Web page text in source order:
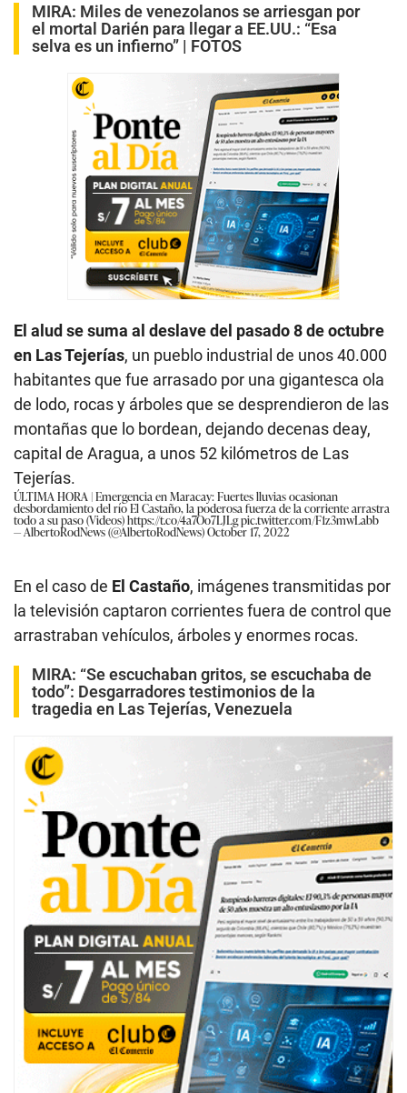
MIRA: Miles de venezolanos se arriesgan por
el mortal Darién para llegar a EE.UU.: “Esa
selva es un infierno” | FOTOS
El alud se suma al deslave del pasado 8 de octubre
en Las Tejerías, un pueblo industrial de unos 40.000
habitantes que fue arrasado por una gigantesca ola
de lodo, rocas y árboles que se desprendieron de las
montañas que lo bordean, dejando decenas deay,
capital de Aragua, a unos 52 kilómetros de Las
Tejerías.
ÚLTIMA HORA | Emergencia en Maracay: Fuertes lluvias ocasionan
desbordamiento del río El Castaño, la poderosa fuerza de la corriente arrastra
todo a su paso (Videos)https://t.co/4a7Oo7LJLgpic.twitter.com/F1z3mwLabb
— AlbertoRodNews (@AlbertoRodNews)October 17, 2022
En el caso de El Castaño, imágenes transmitidas por
la televisión captaron corrientes fuera de control que
arrastraban vehículos, árboles y enormes rocas.
MIRA: “Se escuchaban gritos, se escuchaba de
todo”: Desgarradores testimonios de la
tragedia en Las Tejerías, Venezuela